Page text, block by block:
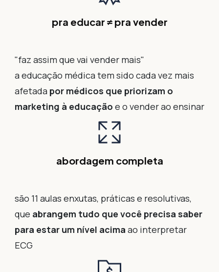
pra educar ≠ pra vender
"faz assim que vai vender mais"
a educação médica tem sido cada vez mais
afetada por médicos que priorizam o
marketing à educação e o vender ao ensinar
abordagem completa
são 11 aulas enxutas, práticas e resolutivas,
que abrangem tudo que você precisa saber
para estar um nível acima ao interpretar
ECG